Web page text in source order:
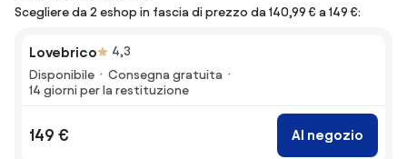
Scegliere da 2 eshop in fascia di prezzo da 140,99 € a 149 €:
Lovebrico
4,3
Disponibile
Consegna gratuita
14 giorni per la restituzione
149 € Al negozio